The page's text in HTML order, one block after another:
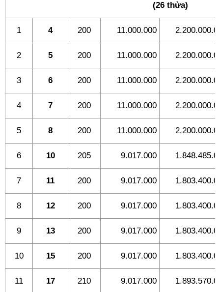
(26 thửa)
1 4 200 11.000.000
2 5 200 11.000.000
3 6 200 11.000.000
4 7 200 11.000.000
5 8 200 11.000.000
6 10 205 9.017.000
7 11 200 9.017.000
8 12 200 9.017.000
9 13 200 9.017.000
10 15 200 9.017.000
11 17 210 9.017.000